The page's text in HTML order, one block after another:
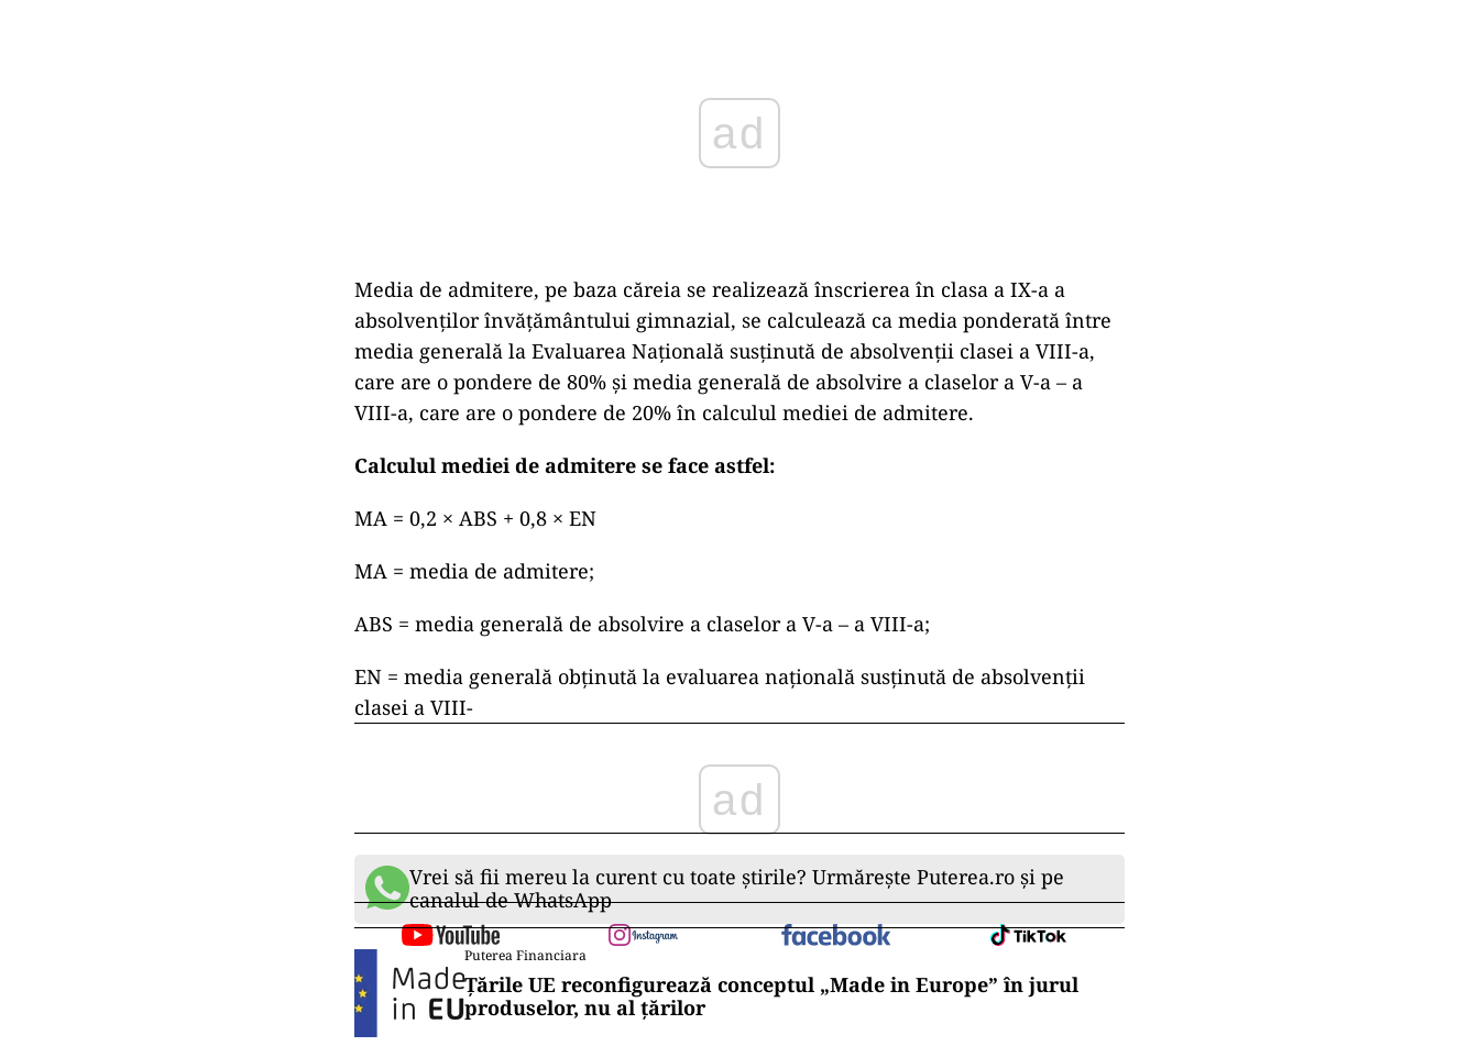
ad
Media de admitere, pe baza căreia se realizează înscrierea în clasa a IX-a a
absolvenților învățământului gimnazial, se calculează ca media ponderată între
media generală la Evaluarea Națională susţinută de absolvenţii clasei a VIII-a,
care are o pondere de 80% şi media generală de absolvire a claselor a V-a – a
VIII-a, care are o pondere de 20% în calculul mediei de admitere.
Calculul mediei de admitere se face astfel:
MA = 0,2 × ABS + 0,8 × EN
MA = media de admitere;
ABS = media generală de absolvire a claselor a V-a – a VIII-a;
EN = media generală obţinută la evaluarea naţională susţinută de absolvenţii
clasei a VIII-
ad
Vrei să fii mereu la curent cu toate știrile? Urmărește Puterea.ro și pe
canalul de WhatsApp
Puterea Financiara
Țările UE reconfigurează conceptul „Made in Europe” în jurul
produselor, nu al țărilor